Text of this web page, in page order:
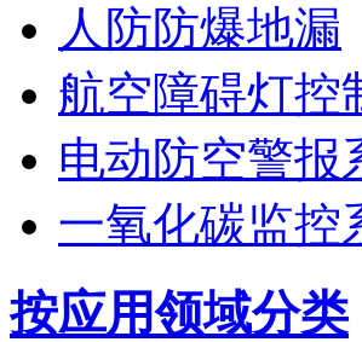
人防防爆地漏
航空障碍灯控
电动防空警报
一氧化碳监控
按应用领域分类